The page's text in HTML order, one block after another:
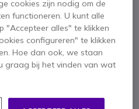
Adapter
&
14201-31
gallerij
cookies zijn nodig om de
functioneren. U kunt alle
"Accepteer alles" te klikken
configureren" te klikken
Hoe dan ook, we staan
graag bij het vinden van wat